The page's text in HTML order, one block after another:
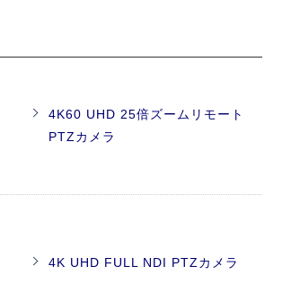
4K60 UHD 25倍ズームリモート
PTZカメラ
4K UHD FULL NDI PTZカメラ